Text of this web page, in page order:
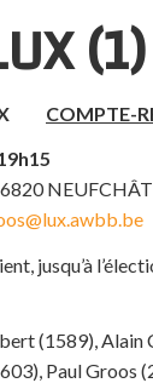
(1)
COMPTE-
6820
jusqu’à
(1589), Alain
Paul Groos